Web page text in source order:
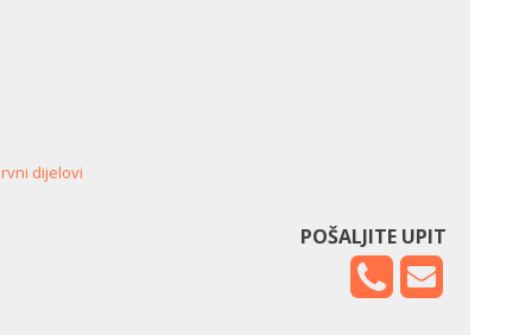
dijelovi
POŠALJITE UPIT